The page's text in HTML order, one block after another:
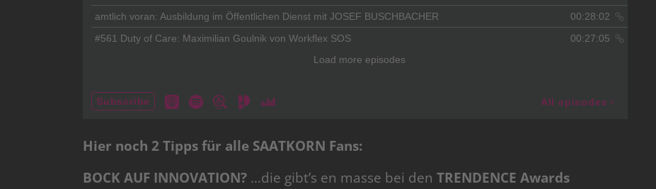
Hier noch 2 Tipps für alle SAATKORN Fans:
BOCK AUF INNOVATION? …die gibt’s en masse bei den TRENDENCE Awards